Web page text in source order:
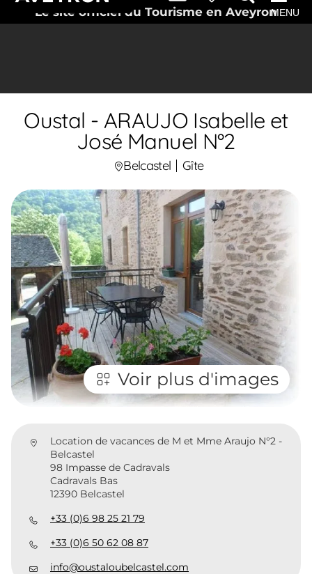
Le site officiel du Tourisme en AveyronMENU
Oustal - ARAUJO Isabelle et
José Manuel N°2
Belcastel Gîte
Voir plus d'images
Location de vacances de M et Mme Araujo N°2 -
Belcastel
98 Impasse de Cadravals
Cadravals Bas
12390 Belcastel
+33 (0)6 98 25 21 79
+33 (0)6 50 62 08 87
info@oustaloubelcastel.com